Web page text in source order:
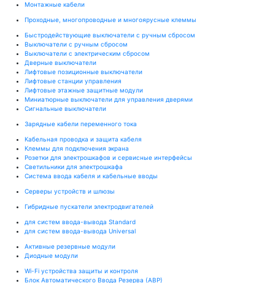
Монтажные кабели
Проходные, многопроводные и многоярусные клеммы
Быстродействующие выключатели с ручным сбросом
Выключатели с ручным сбросом
Выключатели с электрическим сбросом
Дверные выключатели
Лифтовые позиционные выключатели
Лифтовые станции управления
Лифтовые этажные защитные модули
Миниатюрные выключатели для управления дверями
Сигнальные выключатели
Зарядные кабели переменного тока
Кабельная проводка и защита кабеля
Клеммы для подключения экрана
Розетки для электрошкафов и сервисные интерфейсы
Светильники для электрошкафа
Система ввода кабеля и кабельные вводы
Серверы устройств и шлюзы
Гибридные пускатели электродвигателей
для систем ввода-вывода Standard
для систем ввода-вывода Universal
Активные резервные модули
Диодные модули
Wi-Fi устройства защиты и контроля
Блок Автоматического Ввода Резерва (АВР)